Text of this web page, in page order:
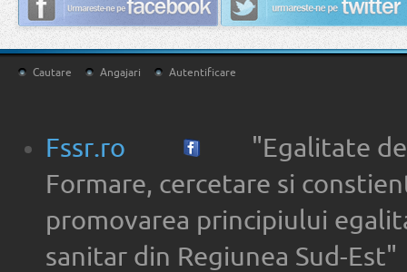
Cautare Angajari Autentificare
Fssr.ro
"Egalitate de
Formare, cercetare si
promovarea principiului
sanitar din Regiunea Sud-Est"